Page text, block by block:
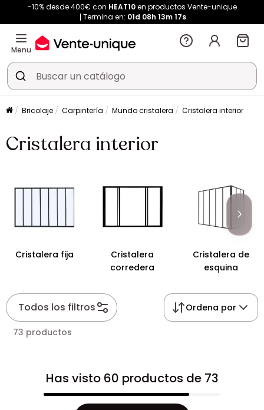
-10% desde 400€ con HEAT10en productos Vente-unique
Termina en: 01d 08h 13m17s
Menu
Bricolaje Carpintería Mundo cristalera Cristalera interior
Cristalera interior
Cristalera fija
Cristalera
corredera
Cristalera de
esquina
Todos los filtros Ordena por
73 productos
Has visto 60 productos de 73